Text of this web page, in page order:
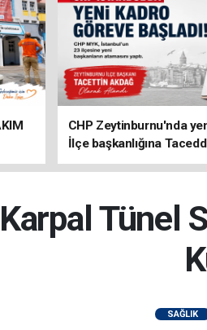
CHP Zeytinburnu'nda
İlçe başkanlığına
atandı
Karpal Tünel
SAĞLIK